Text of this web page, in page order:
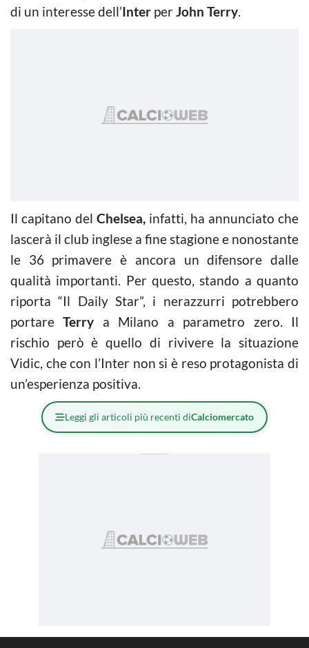
di un interesse dell’Inter perJohn Terry.
Il capitano del Chelsea, infatti, ha annunciato che
lascerà il club inglese a fine stagione e nonostante
le 36 primavere è ancora un difensore dalle
qualità importanti. Per questo, stando a quanto
riporta “Il Daily Star”, i nerazzurri potrebbero
portareTerry a Milano a parametro zero. Il
rischio però è quello di rivivere la situazione
Vidic, che con l’Inter non si è reso protagonista di
un’esperienza positiva.
Leggi gli articoli più recenti diCalciomercato